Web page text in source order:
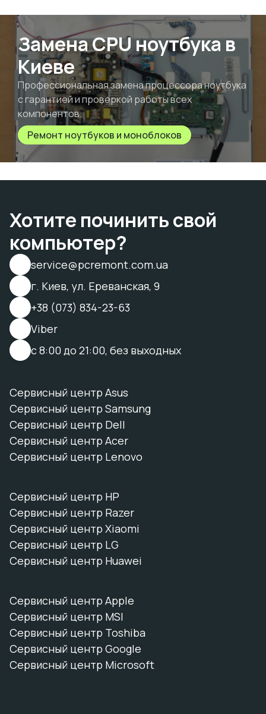
Замена CPU ноутбука в
Киеве
Профессиональная замена процессора ноутбука
с гарантией и проверкой работы всех
компонентов.
Ремонт ноутбуков и моноблоков
Хотите починить свой
компьютер?
service@pcremont.com.ua
г. Киев, ул. Ереванская, 9
+38 (073) 834-23-63
Viber
с 8:00 до 21:00, без выходных
Сервисный центр Asus
Сервисный центр Samsung
Сервисный центр Dell
Сервисный центр Acer
Сервисный центр Lenovo
Сервисный центр HP
Сервисный центр Razer
Сервисный центр Xiaomi
Сервисный центр LG
Сервисный центр Huawei
Сервисный центр Apple
Сервисный центр MSI
Сервисный центр Toshiba
Сервисный центр Google
Сервисный центр Microsoft